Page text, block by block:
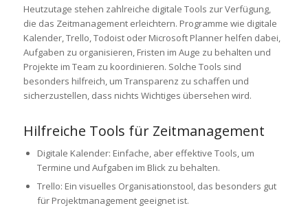
Heutzutage stehen zahlreiche digitale Tools zur Verfügung,
die das Zeitmanagement erleichtern. Programme wie digitale
Kalender, Trello, Todoist oder Microsoft Planner helfen dabei,
Aufgaben zu organisieren, Fristen im Auge zu behalten und
Projekte im Team zu koordinieren. Solche Tools sind
besonders hilfreich, um Transparenz zu schaffen und
sicherzustellen, dass nichts Wichtiges übersehen wird.
Hilfreiche Tools für Zeitmanagement
Digitale Kalender: Einfache, aber effektive Tools, um
Termine und Aufgaben im Blick zu behalten.
Trello: Ein visuelles Organisationstool, das besonders gut
für Projektmanagement geeignet ist.